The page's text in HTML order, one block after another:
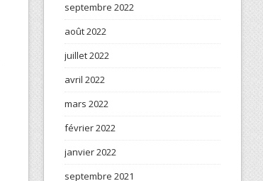
septembre 2022
août 2022
juillet 2022
avril 2022
mars 2022
février 2022
janvier 2022
septembre 2021